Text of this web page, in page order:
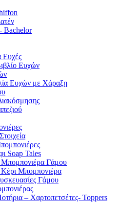
Bachelor
Ευχές
Ευχών
Ευχών με Χάραξη
Soap Tales
Γάμου
Μπομπονιέρα
Γάμου
– Χαρτοπετσέτες- Toppers